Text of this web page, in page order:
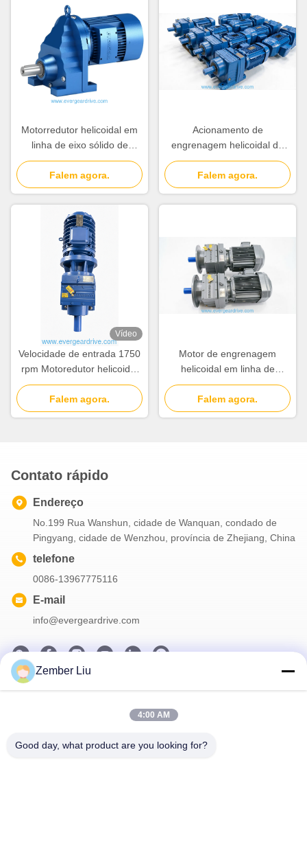
Motorredutor helicoidal em
linha de eixo sólido de
transmissão única série ERX
com método de resfriamento
autoventilado ou de
ventilação forçada,
proporcionando estabilidade
e operação
Falem agora.
Acionamento de
engrenagem helicoidal de
eixo sólido projetado com
método de resfriamento com
ventilação forçada ou
autoventilada, garantindo a
Falem agora.
Vídeo
Velocidade de entrada 1750
rpm Motoredutor helicoidal
em linha Redução de
estágio único com saída de
eixo sólido ideal para
Falem agora.
Motor de engrenagem
helicoidal em linha de
ventilação forçada projetado
para suportar cargas entre
6,2KGS e 980KGS para
Falem agora.
Contato rápido
Endereço
No.199 Rua Wanshun, cidade de Wanquan, condado de
Pingyang, cidade de Wenzhou, província de Zhejiang, China
telefone
0086-13967775116
E-mail
info@evergeardrive.com
Nosso boletim informativo
Assine nossa newsletter para descontos e muito mais.
Zember Liu
4:00 AM
Good day, what product are you looking for?